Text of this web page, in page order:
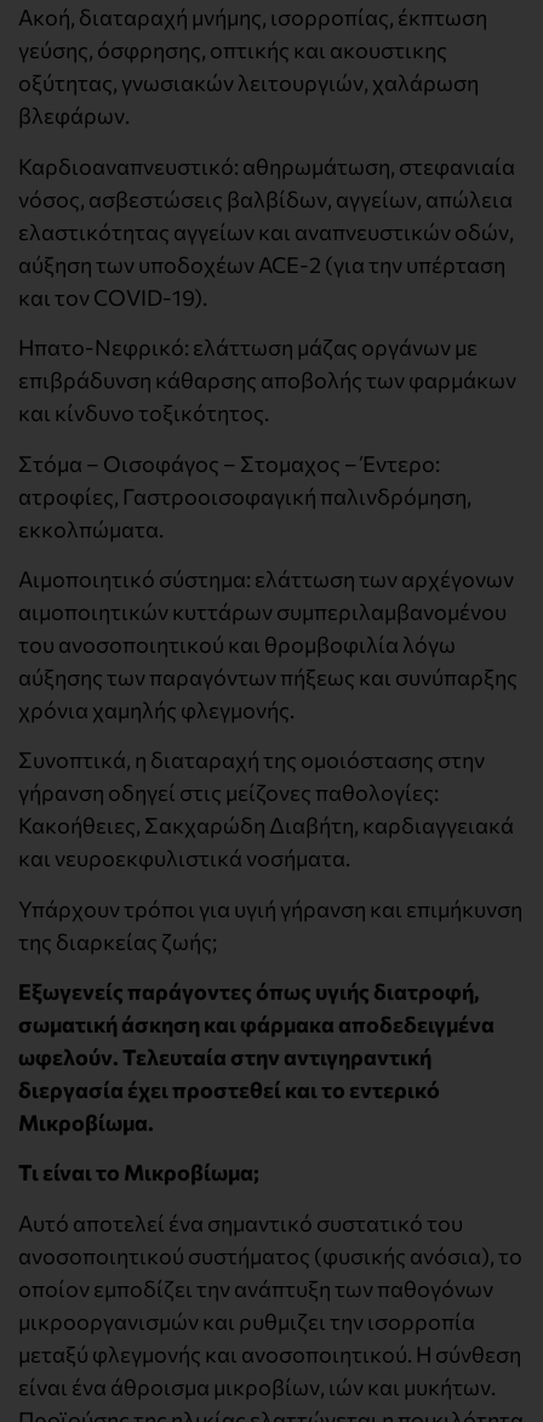
Ακοή, διαταραχή μνήμης, ισορροπίας, έκπτωση
γεύσης, όσφρησης, οπτικής και ακουστικης
οξύτητας, γνωσιακών λειτουργιών, χαλάρωση
βλεφάρων.
Καρδιοαναπνευστικό: αθηρωμάτωση, στεφανιαία
νόσος, ασβεστώσεις βαλβίδων, αγγείων, απώλεια
ελαστικότητας αγγείων και αναπνευστικών οδών,
αύξηση των υποδοχέων ACE-2 (για την υπέρταση
και τον COVID-19).
Ηπατο-Νεφρικό: ελάττωση μάζας οργάνων με
επιβράδυνση κάθαρσης αποβολής των φαρμάκων
και κίνδυνο τοξικότητος.
Στόμα – Οισοφάγος – Στομαχος – Έντερο:
ατροφίες, Γαστροοισοφαγική παλινδρόμηση,
εκκολπώματα.
Αιμοποιητικό σύστημα: ελάττωση των αρχέγονων
αιμοποιητικών κυττάρων συμπεριλαμβανομένου
του ανοσοποιητικού και θρομβοφιλία λόγω
αύξησης των παραγόντων πήξεως και συνύπαρξης
χρόνια χαμηλής φλεγμονής.
Συνοπτικά, η διαταραχή της ομοιόστασης στην
γήρανση οδηγεί στις μείζονες παθολογίες:
Κακοήθειες, Σακχαρώδη Διαβήτη, καρδιαγγειακά
και νευροεκφυλιστικά νοσήματα.
Υπάρχουν τρόποι για υγιή γήρανση και επιμήκυνση
της διαρκείας ζωής;
Εξωγενείς παράγοντες όπως υγιής διατροφή,
σωματική άσκηση και φάρμακα αποδεδειγμένα
ωφελούν. Τελευταία στην αντιγηραντική
διεργασία έχει προστεθεί και το εντερικό
Μικροβίωμα.
Τι είναι το Μικροβίωμα;
Αυτό αποτελεί ένα σημαντικό συστατικό του
ανοσοποιητικού συστήματος (φυσικής ανόσια), το
οποίον εμποδίζει την ανάπτυξη των παθογόνων
μικροοργανισμών και ρυθμιζει την ισορροπία
μεταξύ φλεγμονής και ανοσοποιητικού. Η σύνθεση
είναι ένα άθροισμα μικροβίων, ιών και μυκήτων.